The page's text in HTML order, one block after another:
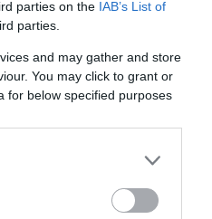
parties on the IAB’s List of
parties.
and may gather and store
You may click to grant or
for below specified purposes
az ő tanítványa,
[2025.09.01.]
főpapunk van, aki
Jézus, az Isten
Andreas:A
LÉNYEGE A
Athanasius
Vasárnap
szeretetben
Andreas:
énekének ez a
Uradat